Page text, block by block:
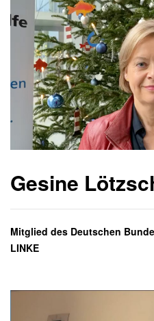
Gesine
Mitglied des Deutschen
LINKE